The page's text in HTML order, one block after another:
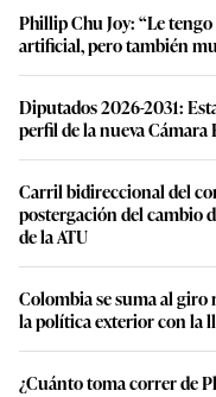
Phillip Chu Joy: “Le
artificial, pero también
Diputados 2026-2031:
perfil de la nueva Cámara
Carril bidireccional del
postergación del cambio
de la ATU
Colombia se suma al giro
la política exterior con la
¿Cuánto toma correr de